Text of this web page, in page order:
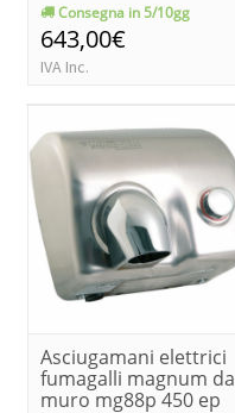
Consegna in 5/10gg
643,00€
IVA Inc.
Asciugamani elettrici
fumagalli magnum da
muro mg88p 450 ep